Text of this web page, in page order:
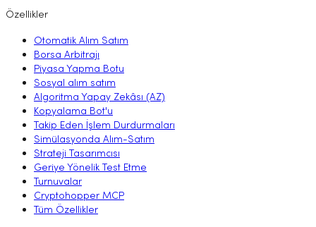
Özellikler
Otomatik Alım Satım
Borsa Arbitrajı
Piyasa Yapma Botu
Sosyal alım satım
Algoritma Yapay Zekâsı (AZ)
Kopyalama Bot'u
Takip Eden İşlem Durdurmaları
Simülasyonda Alım-Satım
Strateji Tasarımcısı
Geriye Yönelik Test Etme
Turnuvalar
Cryptohopper MCP
Tüm Özellikler